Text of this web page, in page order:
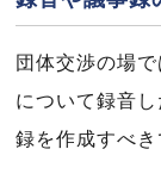
団体交渉の場
について録音
録を作成すべき